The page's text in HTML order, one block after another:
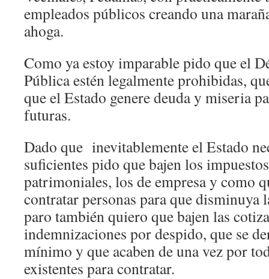
empleados públicos creando una
ahoga.
Como ya estoy imparable pido que el
Pública estén legalmente prohibidas,
que el Estado genere deuda y miseria
futuras.
Dado que inevitablemente el Estado
suficientes pido que bajen los
patrimoniales, los de empresa y como
contratar personas para que disminuya
paro también quiero que bajen las
indemnizaciones por despido, que se
mínimo y que acaben de una vez por
existentes para contratar.